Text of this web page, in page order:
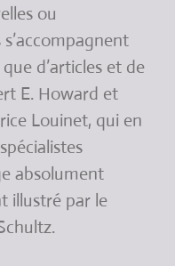
ou
d’articles et de
E. Howard et
Louinet, qui en
absolument
illustré par le